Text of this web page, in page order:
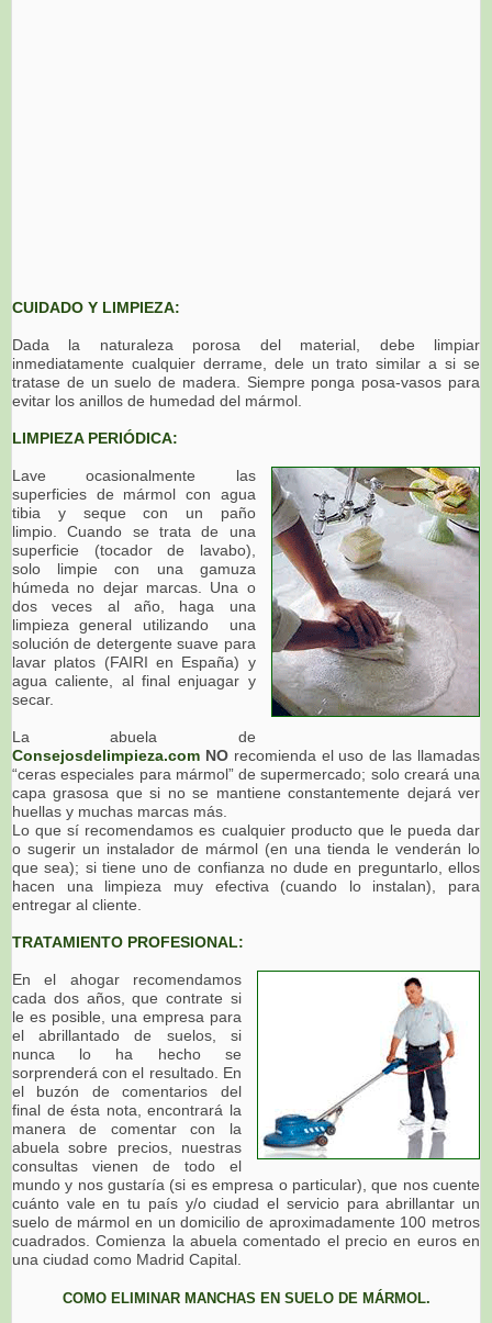
CUIDADO Y LIMPIEZA:
Dada la naturaleza porosa del material, debe limpiar
inmediatamente cualquier derrame, dele un trato similar a si se
tratase de un suelo de madera. Siempre ponga posa-vasos para
evitar los anillos de humedad del mármol.
LIMPIEZA PERIÓDICA:
Lave ocasionalmente las
superficies de mármol con agua
tibia y seque con un paño
limpio. Cuando se trata de una
superficie (tocador de lavabo),
solo limpie con una gamuza
húmeda no dejar marcas. Una o
dos veces al año, haga una
limpieza general utilizando una
solución de detergente suave para
lavar platos (FAIRI en España) y
agua caliente, al final enjuagar y
secar.
La abuela de
Consejosdelimpieza.com NOrecomienda el uso de las llamadas
“ceras especiales para mármol” de supermercado; solo creará una
capa grasosa que si no se mantiene constantemente dejará ver
huellas y muchas marcas más.
Lo que sí recomendamos es cualquier producto que le pueda dar
o sugerir un instalador de mármol (en una tienda le venderán lo
que sea); si tiene uno de confianza no dude en preguntarlo, ellos
hacen una limpieza muy efectiva (cuando lo instalan), para
entregar al cliente.
TRATAMIENTO PROFESIONAL:
En el ahogar recomendamos
cada dos años, que contrate si
le es posible, una empresa para
el abrillantado de suelos, si
nunca lo ha hecho se
sorprenderá con el resultado. En
el buzón de comentarios del
final de ésta nota, encontrará la
manera de comentar con la
abuela sobre precios, nuestras
consultas vienen de todo el
mundo y nos gustaría (si es empresa o particular), que nos cuente
cuánto vale en tu país y/o ciudad el servicio para abrillantar un
suelo de mármol en un domicilio de aproximadamente 100 metros
cuadrados. Comienza la abuela comentado el precio en euros en
una ciudad como Madrid Capital.
COMO ELIMINAR MANCHAS EN SUELO DE MÁRMOL.